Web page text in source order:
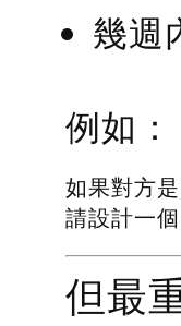
幾週
例如：
如果對方
請設計一
但最